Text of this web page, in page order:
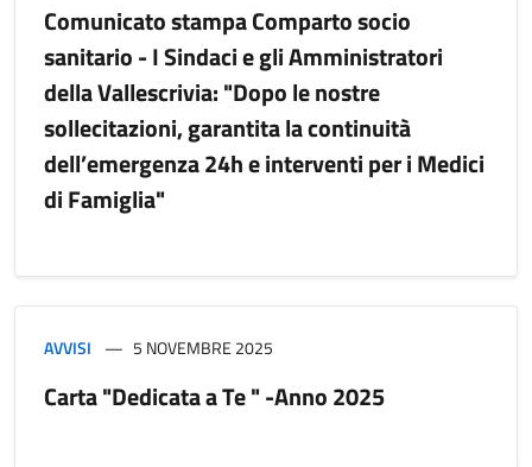
Comunicato stampa Comparto socio
sanitario - I Sindaci e gli Amministratori
della Vallescrivia: "Dopo le nostre
sollecitazioni, garantita la continuità
dell’emergenza 24h e interventi per i Medici
di Famiglia"
AVVISI 5 NOVEMBRE 2025
Carta "Dedicata a Te " -Anno 2025